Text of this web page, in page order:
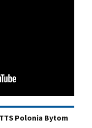
TTS Polonia Bytom